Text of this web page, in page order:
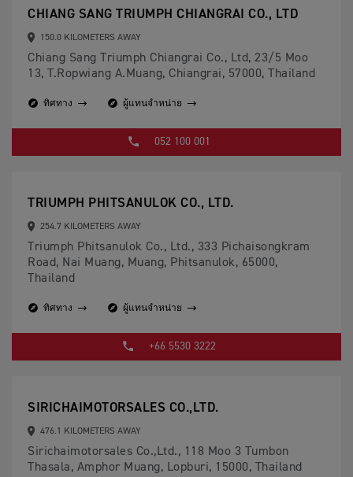
CHIANG SANG TRIUMPH CHIANGRAI CO., LTD
150.0 KILOMETERS AWAY
Chiang Sang Triumph Chiangrai Co., Ltd, 23/5 Moo
13, T.Ropwiang A.Muang, Chiangrai, 57000, Thailand
ทิศทาง ผู้แทนจำหน่าย
052 100 001
TRIUMPH PHITSANULOK CO., LTD.
254.7 KILOMETERS AWAY
Triumph Phitsanulok Co., Ltd., 333 Pichaisongkram
Road, Nai Muang, Muang, Phitsanulok, 65000,
Thailand
ทิศทาง ผู้แทนจำหน่าย
+66 5530 3222
SIRICHAIMOTORSALES CO.,LTD.
476.1 KILOMETERS AWAY
Sirichaimotorsales Co.,Ltd., 118 Moo 3 Tumbon
Thasala, Amphor Muang, Lopburi, 15000, Thailand